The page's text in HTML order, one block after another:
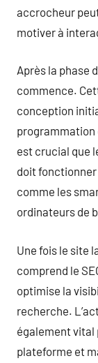
accrocheur
motiver à
Après la phase
commence.
conception
programmation
est crucial que
doit
comme les
ordinateurs de
Une fois le site
comprend le
optimise la
recherche.
également vital
plateforme et